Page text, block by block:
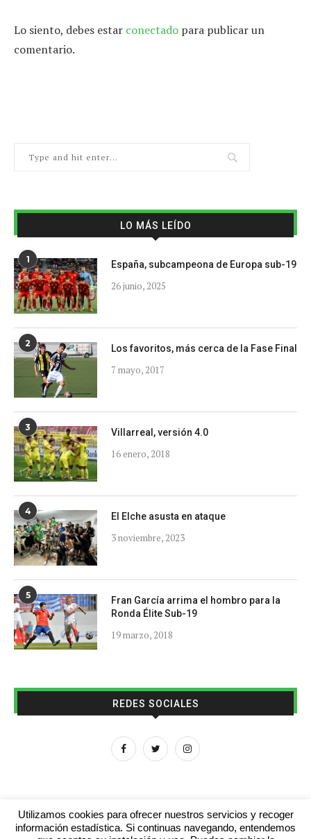
Lo siento, debes estar conectado para publicar un
comentario.
LO MÁS LEÍDO
1 España, subcampeona de Europa sub-19
26 junio, 2025
2 Los favoritos, más cerca de la Fase Final
7 mayo, 2017
3 Villarreal, versión 4.0
16 enero, 2018
4 El Elche asusta en ataque
3 noviembre, 2023
5
Fran García arrima el hombro para la
Ronda Élite Sub-19
19 marzo, 2018
REDES SOCIALES
Utilizamos cookies para ofrecer nuestros servicios y recoger
información estadística. Si continuas navegando, entendemos